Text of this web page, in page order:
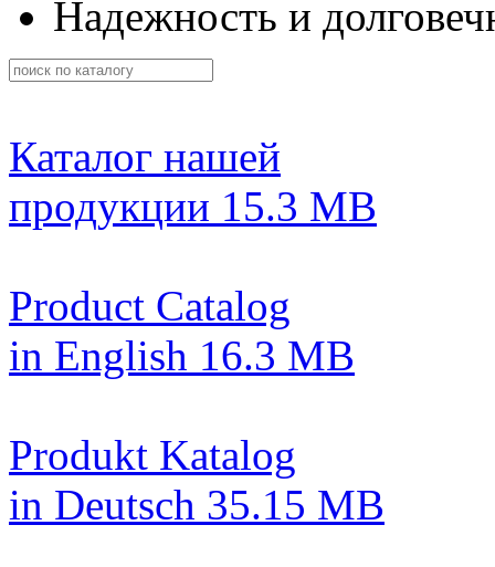
Надежность и
Каталог нашей
продукции 15.3 MB
Product Catalog
in English 16.3 MB
Produkt Katalog
in Deutsch 35.15 MB